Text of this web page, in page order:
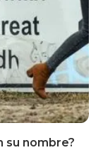
su nombre?